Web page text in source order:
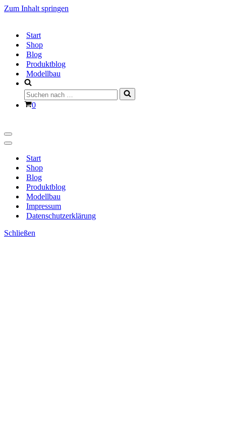
Zum Inhalt springen
Start
Shop
Blog
Produktblog
Modellbau
Suchen
nach …
Warenkorb
0
Navigationsmenü
Navigationsmenü
Start
Shop
Blog
Produktblog
Modellbau
Impressum
Datenschutzerklärung
Schließen